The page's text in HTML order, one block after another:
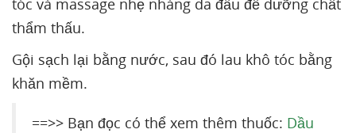
tóc và massage nhẹ nhàng da đầu để dưỡng chất
thẩm thấu.
Gội sạch lại bằng nước, sau đó lau khô tóc bằng
khăn mềm.
==>> Bạn đọc có thể xem thêm thuốc: Dầu